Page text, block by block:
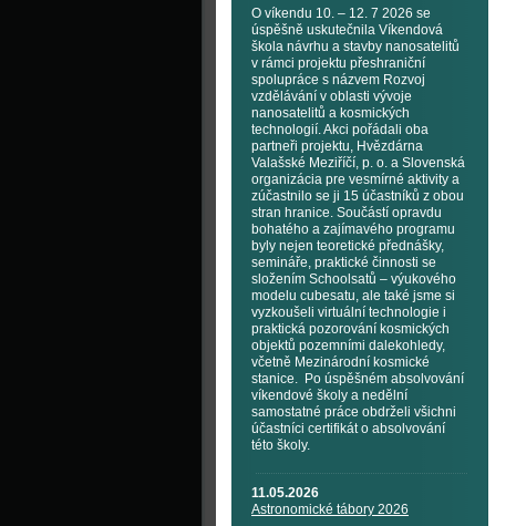
O víkendu 10. – 12. 7 2026 se
úspěšně uskutečnila Víkendová
škola návrhu a stavby nanosatelitů
v rámci projektu přeshraniční
spolupráce s názvem Rozvoj
vzdělávání v oblasti vývoje
nanosatelitů a kosmických
technologií. Akci pořádali oba
partneři projektu, Hvězdárna
Valašské Meziříčí, p. o. a Slovenská
organizácia pre vesmírné aktivity a
zúčastnilo se ji 15 účastníků z obou
stran hranice. Součástí opravdu
bohatého a zajímavého programu
byly nejen teoretické přednášky,
semináře, praktické činnosti se
složením Schoolsatů – výukového
modelu cubesatu, ale také jsme si
vyzkoušeli virtuální technologie i
praktická pozorování kosmických
objektů pozemními dalekohledy,
včetně Mezinárodní kosmické
stanice. Po úspěšném absolvování
víkendové školy a nedělní
samostatné práce obdrželi všichni
účastníci certifikát o absolvování
této školy.
11.05.2026
Astronomické tábory 2026